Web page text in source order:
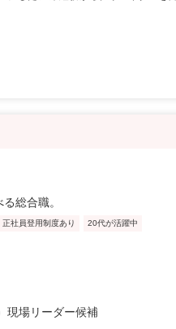
総合職。
正社員登用制度あり 20代が活躍中
現場リーダー候補